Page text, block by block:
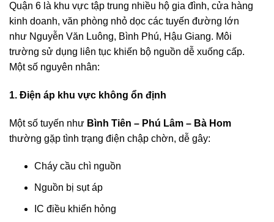
Quận 6 là khu vực tập trung nhiều hộ gia đình, cửa hàng
kinh doanh, văn phòng nhỏ dọc các tuyến đường lớn
như Nguyễn Văn Luông, Bình Phú, Hậu Giang. Môi
trường sử dụng liên tục khiến bộ nguồn dễ xuống cấp.
Một số nguyên nhân:
1. Điện áp khu vực không ổn định
Một số tuyến như Bình Tiên – Phú Lâm – Bà Hom
thường gặp tình trạng điện chập chờn, dễ gây:
Cháy cầu chì nguồn
Nguồn bị sụt áp
IC điều khiển hỏng